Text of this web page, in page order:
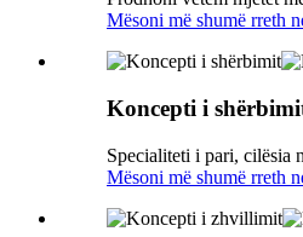
Mësoni më shumë rreth
Koncepti i
Specialiteti i pari, cilësia
Mësoni më shumë rreth